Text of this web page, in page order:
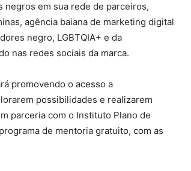
negros em sua rede de parceiros,
agência baiana de marketing digital
negro, LGBTQIA+ e da
nas redes sociais da marca.
promovendo o acesso a
possibilidades e realizarem
parceria com o Instituto Plano de
de mentoria gratuito, com as